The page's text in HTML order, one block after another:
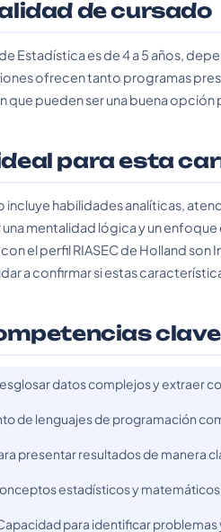
de cursado
Estadística es de 4 a 5 años,
ofrecen tanto programas
pueden ser una buena opción
para esta
incluye habilidades analíticas,
mentalidad lógica y un
el perfil RIASEC de Holland son
a confirmar si estas
clave
datos complejos y extraer
de lenguajes de programación
presentar resultados de manera
estadísticos y
para identificar